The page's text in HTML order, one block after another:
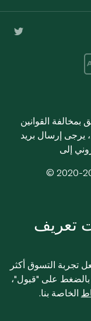
القوانين
يرجى إرسال بريد
تعريف
تجربة التسوق أكثر
على "قبول"،
الخاصة بنا.